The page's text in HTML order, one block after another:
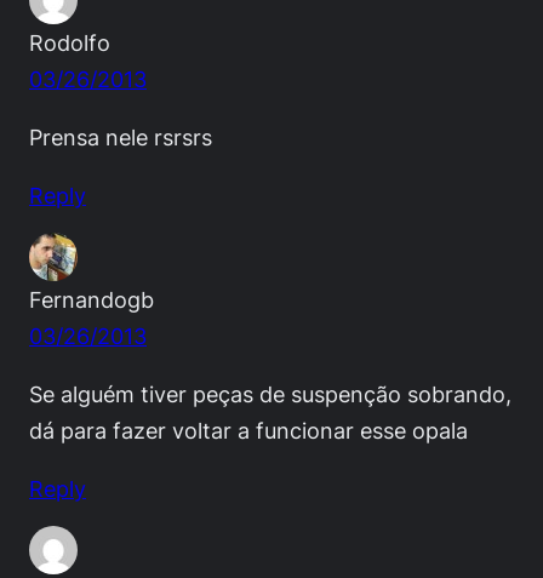
Rodolfo
03/26/2013
Prensa nele rsrsrs
Reply
Fernandogb
03/26/2013
Se alguém tiver peças de suspenção sobrando,
dá para fazer voltar a funcionar esse opala
Reply